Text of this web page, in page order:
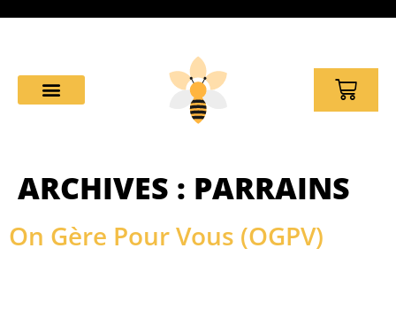
ARCHIVES : PARRAINS
On Gère Pour Vous (OGPV)